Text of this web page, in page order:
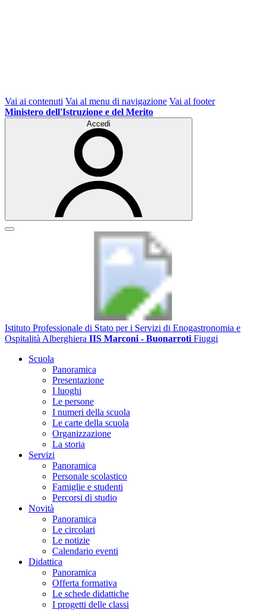
Vai ai contenuti Vai al menu di navigazione Vai al footer
Ministero dell'Istruzione e del Merito
Accedi
Istituto Professionale di Stato per i Servizi di Enogastronomia e
Ospitalità Alberghiera IIS Marconi - Buonarroti Fiuggi
Scuola
Panoramica
Presentazione
I luoghi
Le persone
I numeri della scuola
Le carte della scuola
Organizzazione
La storia
Servizi
Panoramica
Personale scolastico
Famiglie e studenti
Percorsi di studio
Novità
Panoramica
Le circolari
Le notizie
Calendario eventi
Didattica
Panoramica
Offerta formativa
Le schede didattiche
I progetti delle classi